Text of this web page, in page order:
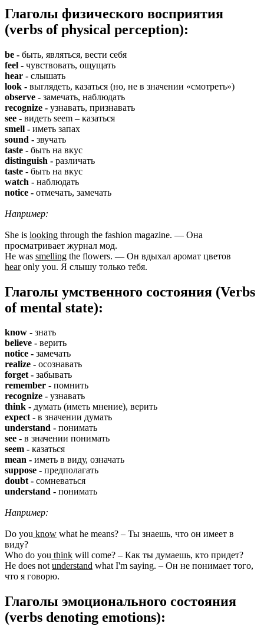
Глаголы физического восприятия
(verbs of physical perception):
be - быть, являться, вести себя
feel - чувствовать, ощущать
hear - слышать
look - выглядеть, казаться (но, не в значении «смотреть»)
observe - замечать, наблюдать
recognize - узнавать, признавать
see - видеть seem – казаться
smell - иметь запах
sound - звучать
taste - быть на вкус
distinguish - различать
taste - быть на вкус
watch - наблюдать
notice - отмечать, замечать
Например:
She is looking through the fashion magazine. — Она
просматривает журнал мод.
He was smelling the flowers. — Он вдыхал аромат цветов
hearonly you. Я слышу только тебя.
Глаголы умственного состояния (Verbs
of mental state):
know - знать
believe - верить
notice - замечать
realize - осознавать
forget - забывать
remember - помнить
recognize - узнавать
think - думать (иметь мнение), верить
expect - в значении думать
understand - понимать
see - в значении понимать
seem - казаться
mean - иметь в виду, означать
suppose - предполагать
doubt - сомневаться
understand - понимать
Например:
Do you know what he means? – Ты знаешь, что он имеет в
виду?
Who do you think will come? – Как ты думаешь, кто придет?
He does notunderstand what I'm saying. – Он не понимает того,
что я говорю.
Глаголы эмоционального состояния
(verbs denoting emotions):